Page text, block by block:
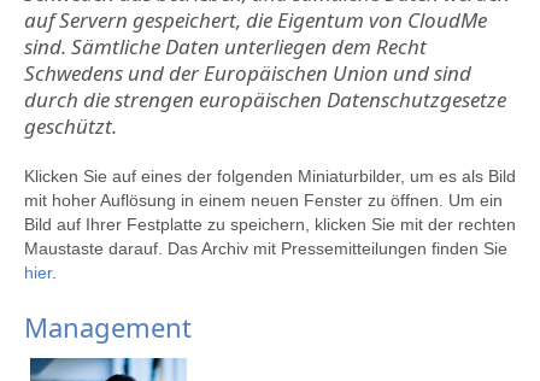
auf Servern gespeichert, die Eigentum von CloudMe
sind. Sämtliche Daten unterliegen dem Recht
Schwedens und der Europäischen Union und sind
durch die strengen europäischen Datenschutzgesetze
geschützt.
Klicken Sie auf eines der folgenden Miniaturbilder, um es als Bild
mit hoher Auflösung in einem neuen Fenster zu öffnen. Um ein
Bild auf Ihrer Festplatte zu speichern, klicken Sie mit der rechten
Maustaste darauf. Das Archiv mit Pressemitteilungen finden Sie
hier.
Management